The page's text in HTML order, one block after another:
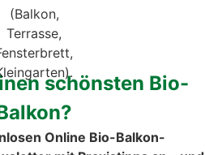
April — Chan­cen
und Natur­er­leb­
schönsten Bio-
Online Bio-Balkon-